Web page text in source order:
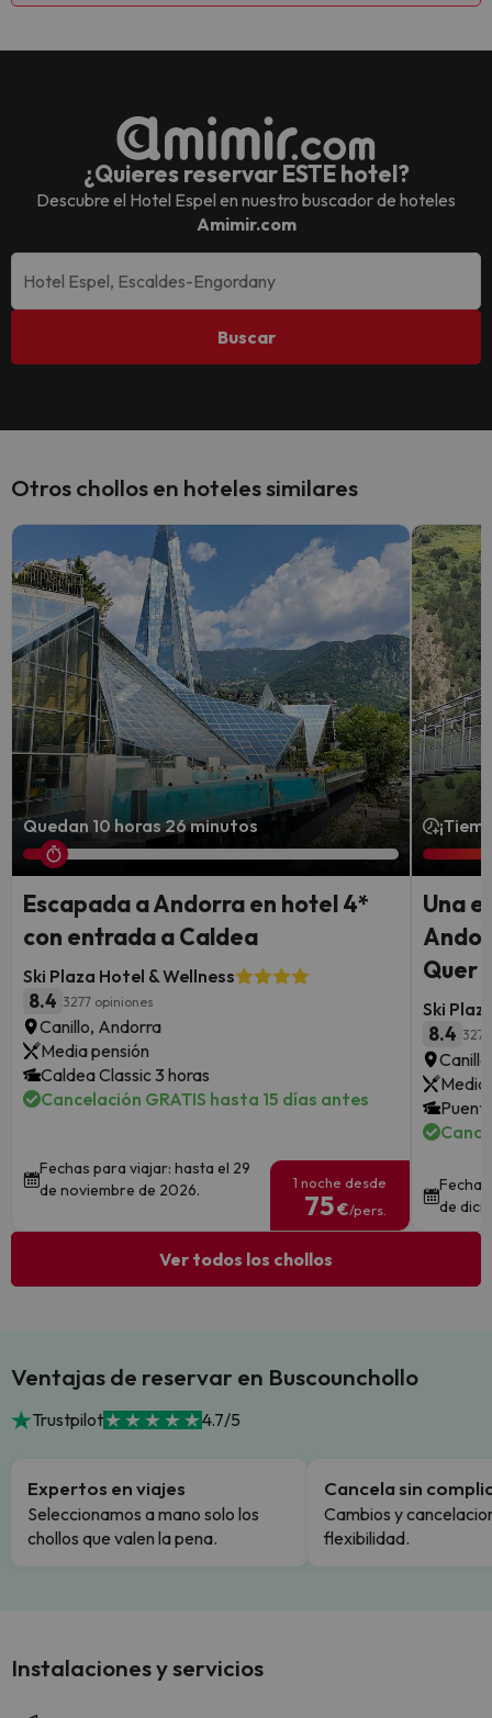
¿Quieres reservar ESTE hotel?
Descubre el Hotel Espel en nuestro buscador de hoteles
Amimir.com
Buscar
Otros chollos en hoteles similares
Quedan 10 horas 26 minutos
Escapada a Andorra en hotel 4*
con entrada a Caldea
Ski Plaza Hotel & Wellness
8.4 3277 opiniones
Canillo, Andorra
Media pensión
Caldea Classic 3 horas
Cancelación GRATIS hasta 15 días antes
Fechas para viajar: hasta el 29
de noviembre de 2026.
1 noche desde
75€/pers.
Una
Quer
Ski
8.4
Media
de
Ver todos los chollos
Ventajas de reservar en Buscounchollo
Trustpilot 4.7/5
Expertos en viajes
Seleccionamos a mano solo los
chollos que valen la pena.
Cancela sin
Cambios y
flexibilidad.
Instalaciones y servicios